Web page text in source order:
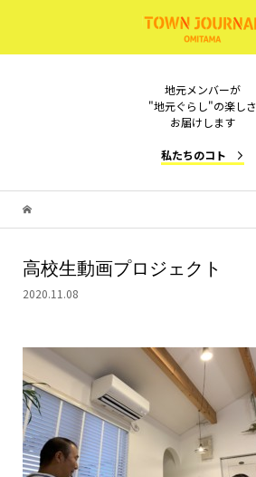
地元メンバーが
"地元ぐらし"の楽しさ
お届けします
私たちのコト
高校生動画プロジェクト
2020.11.08